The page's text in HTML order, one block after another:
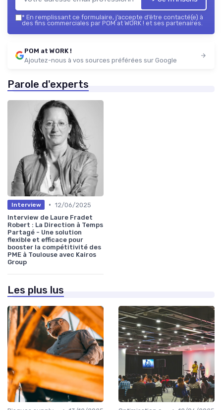
* En remplissant ce formulaire, j’accepte d’être contacté(e) à
des fins commerciales par POM at WORK ! et ses partenaires.
POM at WORK !
Ajoutez-nous à vos sources préférées sur Google
Parole d'experts
Interview • 12/06/2025
Interview de Laure Fradet
Robert : La Direction à Temps
Partagé - Une solution
flexible et efficace pour
booster la compétitivité des
PME à Toulouse avec Kairos
Group
Les plus lus